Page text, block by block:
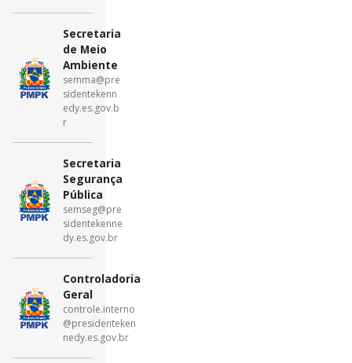
Secretaria
de Meio
Ambiente
semma@pre
sidentekenn
edy.es.gov.b
r
Secretaria
Segurança
Pública
semseg@pre
sidentekenne
dy.es.gov.br
Controladoria
Geral
controle.interno
@presidenteken
nedy.es.gov.br